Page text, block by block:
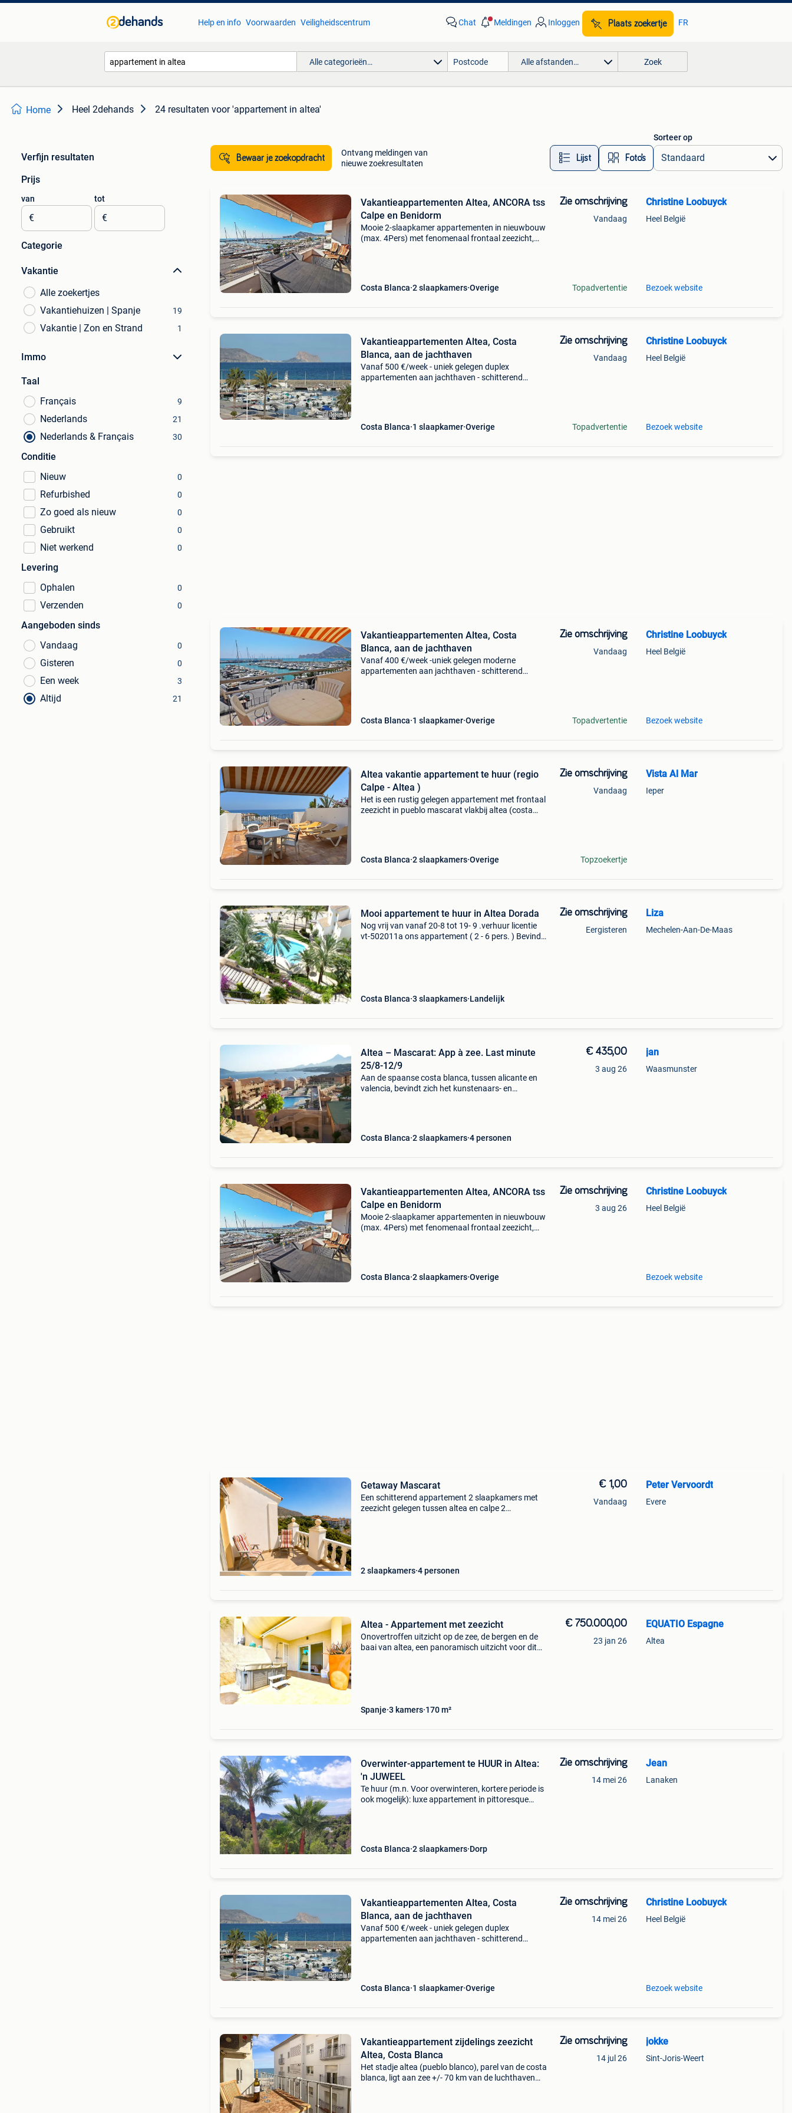
Help en info Voorwaarden Veiligheidscentrum Chat Meldingen Inloggen Plaats zoekertje FR
Alle categorieën… Alle afstanden… Zoek
Home Heel 2dehands 24 resultaten voor 'appartement in altea'
Verfijn resultaten
Prijs
van
€
tot
€
Categorie
Vakantie
Alle zoekertjes
Vakantiehuizen | Spanje
19
Vakantie | Zon en Strand 1
Immo
Taal
Français
9
Nederlands 21
Nederlands & Français 30
Conditie
Nieuw
0
Refurbished 0
Zo goed als nieuw 0
Gebruikt 0
Niet werkend 0
Levering
Ophalen
0
Verzenden 0
Aangeboden sinds
Vandaag
0
Gisteren 0
Een week 3
Altijd 21
Bewaar je zoekopdracht
Ontvang meldingen van
nieuwe zoekresultaten
Lijst Foto’s
Sorteer op
Vakantieappartementen Altea, ANCORA tss
Calpe en Benidorm
Mooie 2-slaapkamer appartementen in nieuwbouw
(max. 4Pers) met fenomenaal frontaal zeezicht,
Costa Blanca 2 slaapkamers Overige
Zie omschrijving
Vandaag
Topadvertentie
Christine Loobuyck
Heel België
Bezoek website
Vakantieappartementen Altea, Costa
Blanca, aan de jachthaven
Vanaf 500 €/week - uniek gelegen duplex
appartementen aan jachthaven - schitterend
Costa Blanca 1 slaapkamer Overige
Zie omschrijving
Vandaag
Topadvertentie
Christine Loobuyck
Heel België
Bezoek website
Vakantieappartementen Altea, Costa
Blanca, aan de jachthaven
Vanaf 400 €/week -uniek gelegen moderne
appartementen aan jachthaven - schitterend
Costa Blanca 1 slaapkamer Overige
Zie omschrijving
Vandaag
Topadvertentie
Christine Loobuyck
Heel België
Bezoek website
Altea vakantie appartement te huur (regio
Calpe - Altea )
Het is een rustig gelegen appartement met frontaal
zeezicht in pueblo mascarat vlakbij altea (costa
Costa Blanca 2 slaapkamers Overige
Zie omschrijving
Vandaag
Topzoekertje
Vista Al Mar
Ieper
Mooi appartement te huur in Altea Dorada
Nog vrij van vanaf 20-8 tot 19- 9 .verhuur licentie
vt-502011a ons appartement ( 2 - 6 pers. ) Bevindt
Costa Blanca 3 slaapkamers Landelijk
Zie omschrijving
Eergisteren
Liza
Mechelen-Aan-De-Maas
Altea – Mascarat: App à zee. Last minute
25/8-12/9
Aan de spaanse costa blanca, tussen alicante en
valencia, bevindt zich het kunstenaars- en
Costa Blanca 2 slaapkamers 4 personen
€ 435,00
3 aug 26
jan
Waasmunster
Vakantieappartementen Altea, ANCORA tss
Calpe en Benidorm
Mooie 2-slaapkamer appartementen in nieuwbouw
(max. 4Pers) met fenomenaal frontaal zeezicht,
Costa Blanca 2 slaapkamers Overige
Zie omschrijving
3 aug 26
Christine Loobuyck
Heel België
Bezoek website
Getaway Mascarat
Een schitterend appartement 2 slaapkamers met
zeezicht gelegen tussen altea en calpe 2
2 slaapkamers 4 personen
€ 1,00
Vandaag
Peter Vervoordt
Evere
Altea - Appartement met zeezicht
Onovertroffen uitzicht op de zee, de bergen en de
baai van altea, een panoramisch uitzicht voor dit
Spanje 3 kamers 170 m²
€ 750.000,00
23 jan 26
EQUATIO Espagne
Altea
Overwinter-appartement te HUUR in Altea:
'n JUWEEL
Te huur (m.n. Voor overwinteren, kortere periode is
ook mogelijk): luxe appartement in pittoresque
Costa Blanca 2 slaapkamers Dorp
Zie omschrijving
14 mei 26
Jean
Lanaken
Vakantieappartementen Altea, Costa
Blanca, aan de jachthaven
Vanaf 500 €/week - uniek gelegen duplex
appartementen aan jachthaven - schitterend
Costa Blanca 1 slaapkamer Overige
Zie omschrijving
14 mei 26
Christine Loobuyck
Heel België
Bezoek website
Vakantieappartement zijdelings zeezicht
Altea, Costa Blanca
Het stadje altea (pueblo blanco), parel van de costa
blanca, ligt aan zee +/- 70 km van de luchthaven
Zie omschrijving
14 jul 26
jokke
Sint-Joris-Weert